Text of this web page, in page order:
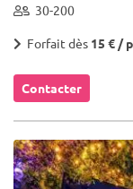
30-200
Forfait dès 15 € /
Contacter